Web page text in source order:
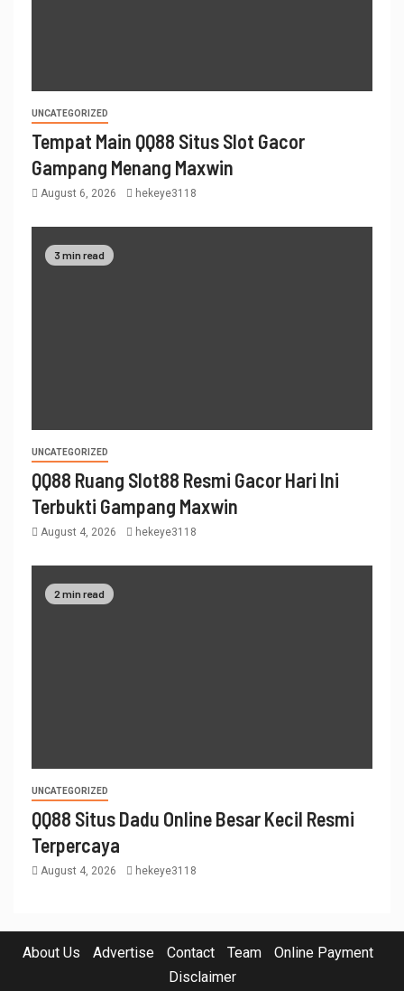
UNCATEGORIZED
Tempat Main QQ88 Situs Slot Gacor
Gampang Menang Maxwin
August 6, 2026 hekeye3118
3 min read
UNCATEGORIZED
QQ88 Ruang Slot88 Resmi Gacor Hari Ini
Terbukti Gampang Maxwin
August 4, 2026 hekeye3118
2 min read
UNCATEGORIZED
QQ88 Situs Dadu Online Besar Kecil Resmi
Terpercaya
August 4, 2026 hekeye3118
About Us Advertise Contact Team
Online Payment
Disclaimer